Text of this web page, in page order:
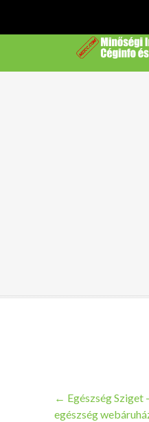
← Egészség Sziget
egészség